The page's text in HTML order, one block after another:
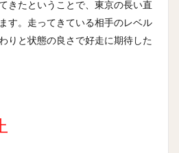
きたということで、東京の長い直
す。走ってきている相手のレベル
りと状態の良さで好走に期待した